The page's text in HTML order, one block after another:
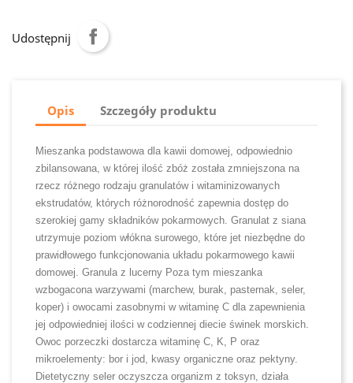
Udostępnij
Opis Szczegóły produktu
Mieszanka podstawowa dla kawii domowej, odpowiednio
zbilansowana, w której ilość zbóż została zmniejszona na
rzecz różnego rodzaju granulatów i witaminizowanych
ekstrudatów, których różnorodność zapewnia dostęp do
szerokiej gamy składników pokarmowych. Granulat z siana
utrzymuje poziom włókna surowego, które jet niezbędne do
prawidłowego funkcjonowania układu pokarmowego kawii
domowej. Granula z lucerny Poza tym mieszanka
wzbogacona warzywami (marchew, burak, pasternak, seler,
koper) i owocami zasobnymi w witaminę C dla zapewnienia
jej odpowiedniej ilości w codziennej diecie świnek morskich.
Owoc porzeczki dostarcza witaminę C, K, P oraz
mikroelementy: bor i jod, kwasy organiczne oraz pektyny.
Dietetyczny seler oczyszcza organizm z toksyn, działa